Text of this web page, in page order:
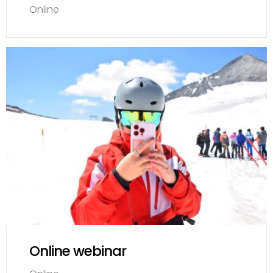
Online
Online webinar